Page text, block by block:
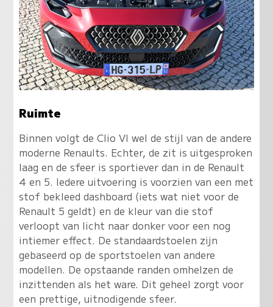
Ruimte
Binnen volgt de Clio VI wel de stijl van de andere
moderne Renaults. Echter, de zit is uitgesproken
laag en de sfeer is sportiever dan in de Renault
4 en 5. Iedere uitvoering is voorzien van een met
stof bekleed dashboard (iets wat niet voor de
Renault 5 geldt) en de kleur van die stof
verloopt van licht naar donker voor een nog
intiemer effect. De standaardstoelen zijn
gebaseerd op de sportstoelen van andere
modellen. De opstaande randen omhelzen de
inzittenden als het ware. Dit geheel zorgt voor
een prettige, uitnodigende sfeer.